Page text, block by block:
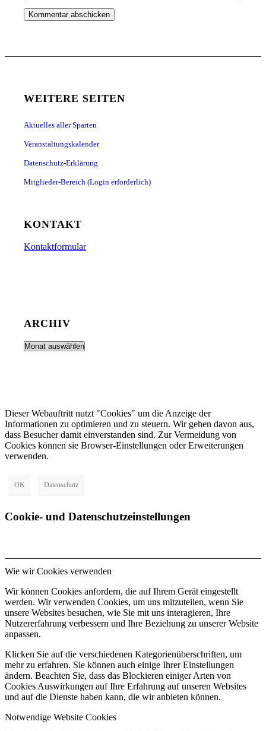
WEITERE SEITEN
Aktuelles aller Sparten
Veranstaltungskalender
Datenschutz-Erklärung
Mitglieder-Bereich (Login erforderlich)
KONTAKT
Kontaktformular
ARCHIV
Dieser Webauftritt nutzt "Cookies" um die Anzeige der
Informationen zu optimieren und zu steuern. Wir gehen davon aus,
dass Besucher damit einverstanden sind. Zur Vermeidung von
Cookies können sie Browser-Einstellungen oder Erweiterungen
verwenden.
OK Datenschutz
Cookie- und Datenschutzeinstellungen
Wie wir Cookies verwenden
Wir können Cookies anfordern, die auf Ihrem Gerät eingestellt
werden. Wir verwenden Cookies, um uns mitzuteilen, wenn Sie
unsere Websites besuchen, wie Sie mit uns interagieren, Ihre
Nutzererfahrung verbessern und Ihre Beziehung zu unserer Website
anpassen.
Klicken Sie auf die verschiedenen Kategorienüberschriften, um
mehr zu erfahren. Sie können auch einige Ihrer Einstellungen
ändern. Beachten Sie, dass das Blockieren einiger Arten von
Cookies Auswirkungen auf Ihre Erfahrung auf unseren Websites
und auf die Dienste haben kann, die wir anbieten können.
Notwendige Website Cookies